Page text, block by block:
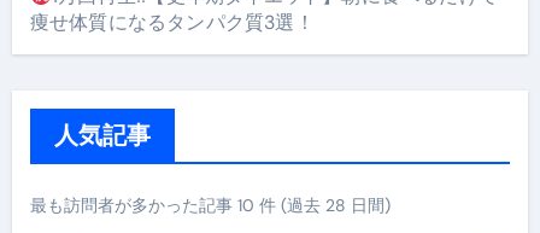
痩せ体質になるタンパク質3選！
人気記事
最も訪問者が多かった記事 10 件 (過去 28 日間)